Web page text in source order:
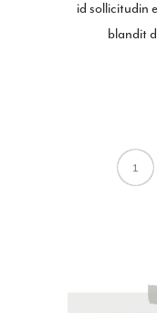
id sollicitudin
blandit
1